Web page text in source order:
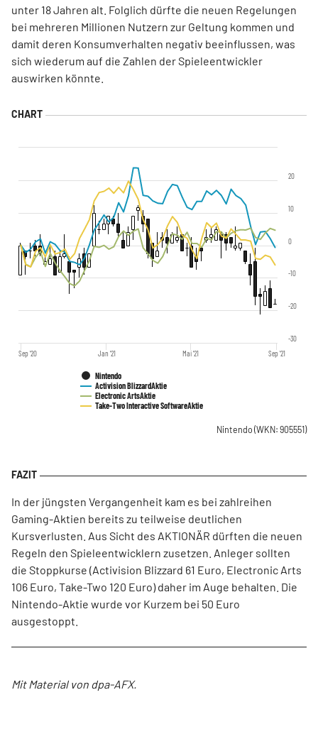
unter 18 Jahren alt. Folglich dürfte die neuen Regelungen
bei mehreren Millionen Nutzern zur Geltung kommen und
damit deren Konsumverhalten negativ beeinflussen, was
sich wiederum auf die Zahlen der Spieleentwickler
auswirken könnte.
Nintendo
Activision BlizzardAktie
Electronic ArtsAktie
Take-Two Interactive SoftwareAktie
Jan '21
Sep '20 Mai '21 Sep '21
-30
-20
-10
0
10
20
Nintendo (WKN: 905551)
In der jüngsten Vergangenheit kam es bei zahlreihen
Gaming-Aktien bereits zu teilweise deutlichen
Kursverlusten. Aus Sicht des AKTIONÄR dürften die neuen
Regeln den Spieleentwicklern zusetzen. Anleger sollten
die Stoppkurse (Activision Blizzard 61 Euro, Electronic Arts
106 Euro, Take-Two 120 Euro) daher im Auge behalten. Die
Nintendo-Aktie wurde vor Kurzem bei 50 Euro
ausgestoppt.
Mit Material von dpa-AFX.